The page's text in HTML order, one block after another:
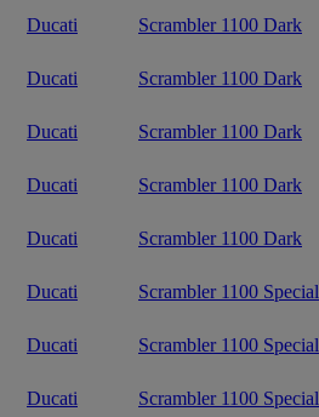
Ducati Scrambler 1100 Dark
Ducati Scrambler 1100 Dark
Ducati Scrambler 1100 Dark
Ducati Scrambler 1100 Dark
Ducati Scrambler 1100 Dark
Ducati Scrambler 1100 Special
Ducati Scrambler 1100 Special
Ducati Scrambler 1100 Special